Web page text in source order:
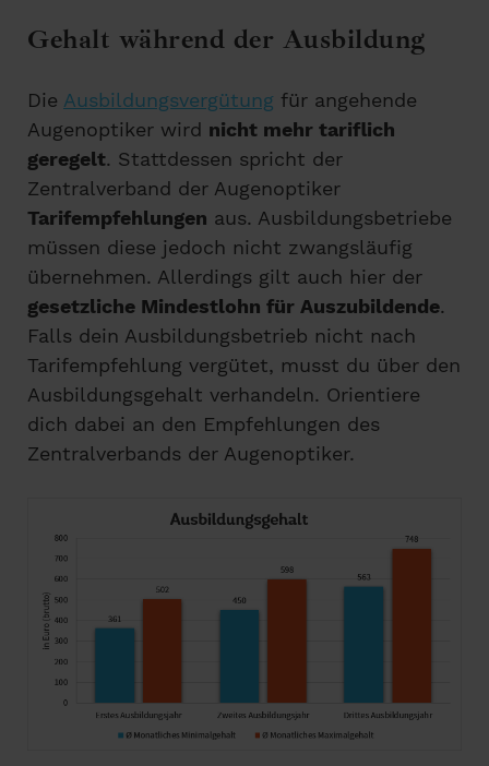
Gehalt während der Ausbildung
Die Ausbildungsvergütung für angehende
Augenoptiker wird nicht mehr tariflich
geregelt. Stattdessen spricht der
Zentralverband der Augenoptiker
Tarifempfehlungen aus. Ausbildungsbetriebe
müssen diese jedoch nicht zwangsläufig
übernehmen. Allerdings gilt auch hier der
gesetzliche Mindestlohn für Auszubildende.
Falls dein Ausbildungsbetrieb nicht nach
Tarifempfehlung vergütet, musst du über den
Ausbildungsgehalt verhandeln. Orientiere
dich dabei an den Empfehlungen des
Zentralverbands der Augenoptiker.